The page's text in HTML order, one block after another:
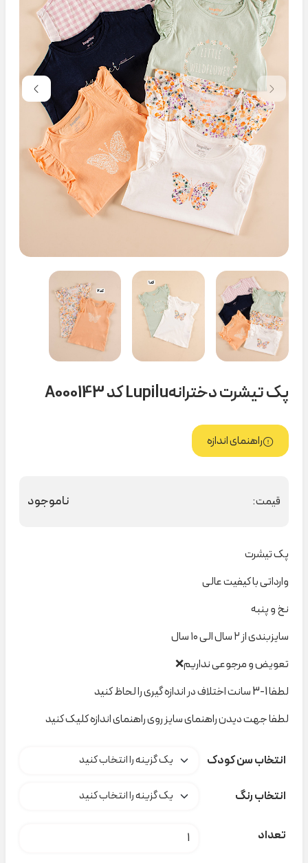
پک تیشرت دخترانهLupilu کد A000143
راهنمای اندازه
قیمت: ناموجود
پک تیشرت
وارداتی با کیفیت عالی
نخ و پنبه
سایزبندی از ۲ سال الی ۱۰ سال
تعویض و مرجوعی نداریم❌
لطفا 1-3 سانت اختلاف در اندازه گیری را لحاظ کنید
لطفا جهت دیدن راهنمای سایز روی راهنمای اندازه کلیک کنید
انتخاب سن کودک
انتخاب رنگ
تعداد پک تیشرت دخترانهLupilu کد A000143 عدد